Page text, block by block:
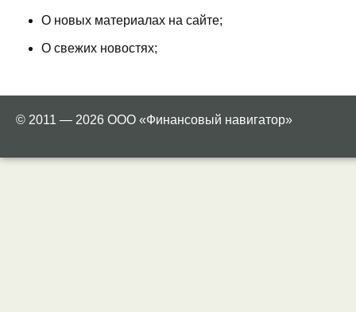
О новых материалах на сайте;
О свежих новостях;
© 2011 — 2026 ООО «Финансовый навигатор»